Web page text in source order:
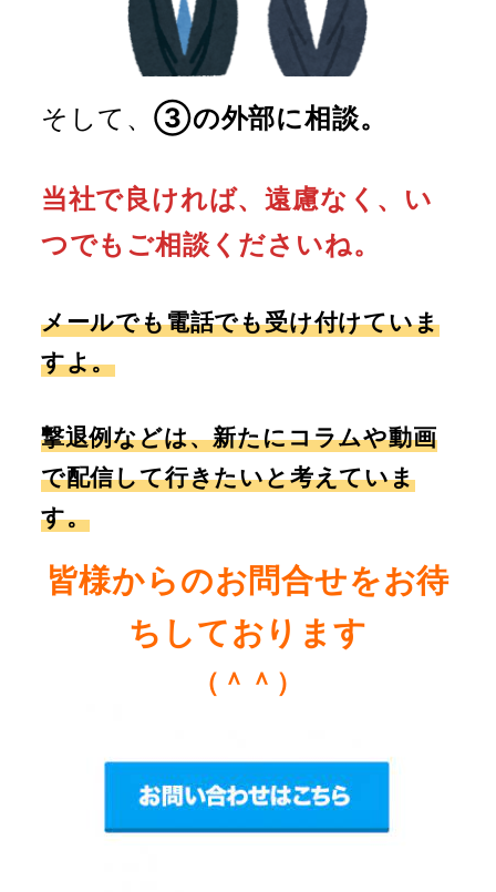
そして、 ③の外部に相談。
当社で良ければ、遠慮なく、い
つでもご相談くださいね。
メールでも電話でも受け付けていま
すよ。
撃退例などは、新たにコラムや動画
で配信して行きたいと考えていま
す。
皆様からのお問合せをお待
ちしております
（＾＾）